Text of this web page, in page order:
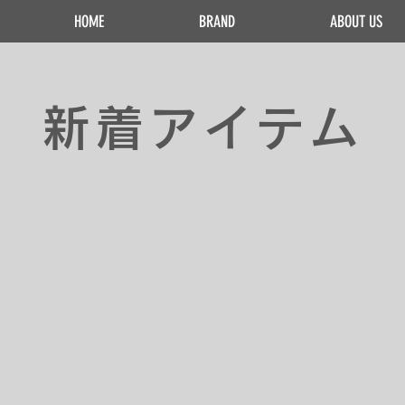
HOME BRAND ABOUT US
新着アイテム